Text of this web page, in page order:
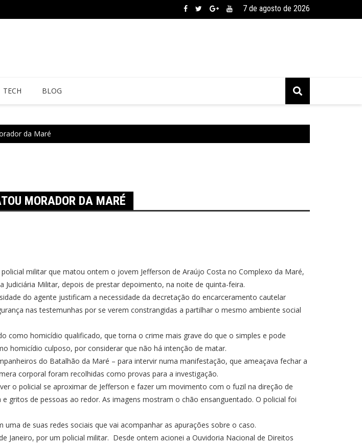
7 de agosto de 2026
TECH BLOG
da Maré
MORADOR DA MARÉ
militar que matou ontem o jovem Jefferson de Araújo Costa no Complexo da Maré,
Judiciária Militar, depois de prestar depoimento, na noite de quinta-feira.
do agente justificam a necessidade da decretação do encarceramento cautelar
nas testemunhas por se verem constrangidas a partilhar o mesmo ambiente social
como homicídio qualificado, que torna o crime mais grave do que o simples e pode
homicídio culposo, por considerar que não há intenção de matar.
do Batalhão da Maré – para intervir numa manifestação, que ameaçava fechar a
corporal foram recolhidas como provas para a investigação.
o policial se aproximar de Jefferson e fazer um movimento com o fuzil na direção de
gritos de pessoas ao redor. As imagens mostram o chão ensanguentado. O policial foi
de suas redes sociais que vai acompanhar as apurações sobre o caso.
Janeiro, por um policial militar. Desde ontem acionei a Ouvidoria Nacional de Direitos